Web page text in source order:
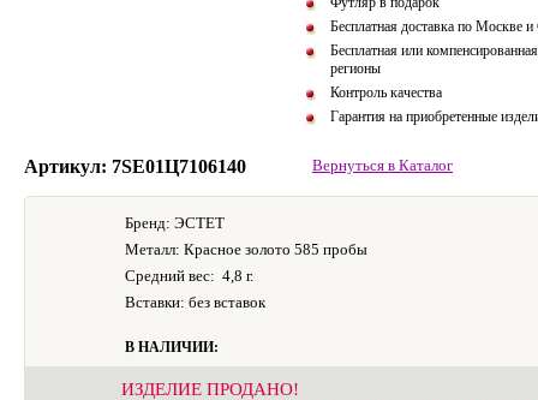
Бесплатная доставка по Москве
Бесплатная или
регионы
Контроль качества
Гарантия на приобретенные
Артикул: 7SE01Ц7106140 Вернуться в Каталог
Бренд: ЭСТЕТ
Металл: Красное золото 585 пробы
Средний вес: 4,8 г.
Вставки: без вставок
В НАЛИЧИИ:
ИЗДЕЛИЕ ПРОДАНО!